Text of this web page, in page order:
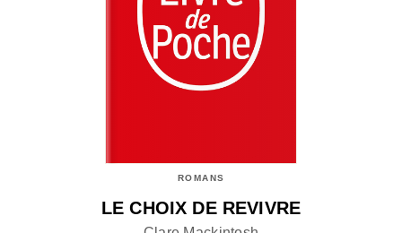
ROMANS
LE CHOIX DE REVIVRE